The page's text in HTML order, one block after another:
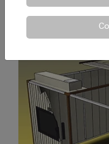
Lo paneles
utilizados en la
el aislamiento